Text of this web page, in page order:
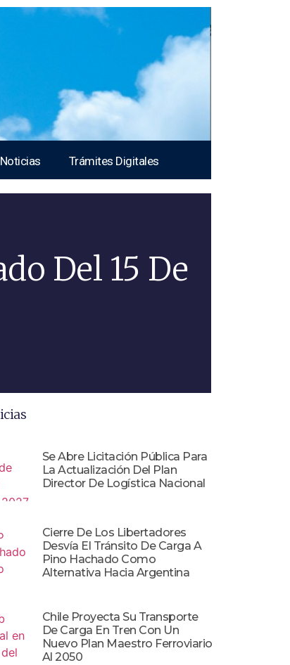
Noticias Trámites Digitales
Del 15 De
Se Abre Licitación Pública Para
La Actualización Del Plan
Director De Logística Nacional
Cierre De Los Libertadores
Desvía El Tránsito De Carga A
Pino Hachado Como
Alternativa Hacia Argentina
Chile Proyecta Su Transporte
De Carga En Tren Con Un
Nuevo Plan Maestro Ferroviario
Al 2050